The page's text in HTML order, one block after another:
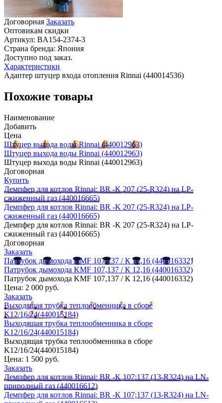
Договорная Заказать
Оптовикам скидки
Артикул: BA154-2374-3
Страна бренда: Япония
Доступно под заказ.
Характеристики
Адаптер штуцер входа отопления Rinnai (440014536)
Похожие товары
Наименование
Добавить
Цена
Штуцер выхода воды Rinnai (440012963)
Штуцер выхода воды Rinnai (440012963)
Штуцер выхода воды Rinnai (440012963)
Договорная
Купить
Демпфер для котлов Rinnai: BR -K 207 (25-R324) на LP-
сжиженный газ (440016665)
Демпфер для котлов Rinnai: BR -K 207 (25-R324) на LP-
сжиженный газ (440016665)
Демпфер для котлов Rinnai: BR -K 207 (25-R324) на LP-
сжиженный газ (440016665)
Договорная
Заказать
Патрубок дымохода KMF 107,137 / К 12,16 (440016332)
Патрубок дымохода KMF 107,137 / К 12,16 (440016332)
Патрубок дымохода KMF 107,137 / К 12,16 (440016332)
Цена: 2 000 руб.
Заказать
Выходящая трубка теплообменника в сборе
K12/16/24(440015184)
Выходящая трубка теплообменника в сборе
K12/16/24(440015184)
Выходящая трубка теплообменника в сборе
K12/16/24(440015184)
Цена: 1 500 руб.
Заказать
Демпфер для котлов Rinnai: BR -K 107;137 (13-R324) на LN-
природный газ (440016612)
Демпфер для котлов Rinnai: BR -K 107;137 (13-R324) на LN-